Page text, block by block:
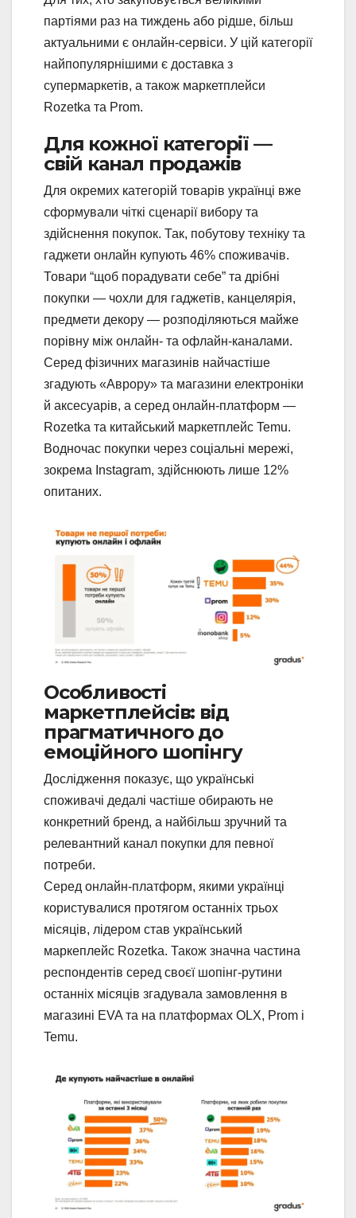
партіями раз на тиждень або рідше, більш
актуальними є онлайн-сервіси. У цій категорії
найпопулярнішими є доставка з
супермаркетів, а також маркетплейси
Rozetka та Prom.
Для кожної категорії —
свій канал продажів
Для окремих категорій товарів українці вже
сформували чіткі сценарії вибору та
здійснення покупок. Так, побутову техніку та
гаджети онлайн купують 46% споживачів.
Товари “щоб порадувати себе” та дрібні
покупки — чохли для гаджетів, канцелярія,
предмети декору — розподіляються майже
порівну між онлайн- та офлайн-каналами.
Серед фізичних магазинів найчастіше
згадують «Аврору» та магазини електроніки
й аксесуарів, а серед онлайн-платформ —
Rozetka та китайський маркетплейс Temu.
Водночас покупки через соціальні мережі,
зокрема Instagram, здійснюють лише 12%
опитаних.
Особливості
маркетплейсів: від
прагматичного до
емоційного шопінгу
Дослідження показує, що українські
споживачі дедалі частіше обирають не
конкретний бренд, а найбільш зручний та
релевантний канал покупки для певної
потреби.
Серед онлайн-платформ, якими українці
користувалися протягом останніх трьох
місяців, лідером став український
маркеплейс Rozetka. Також значна частина
респондентів серед своєї шопінг-рутини
останніх місяців згадувала замовлення в
магазині EVA та на платформах OLX, Prom і
Temu.